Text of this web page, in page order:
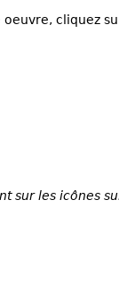
cliquez
sur les icônes